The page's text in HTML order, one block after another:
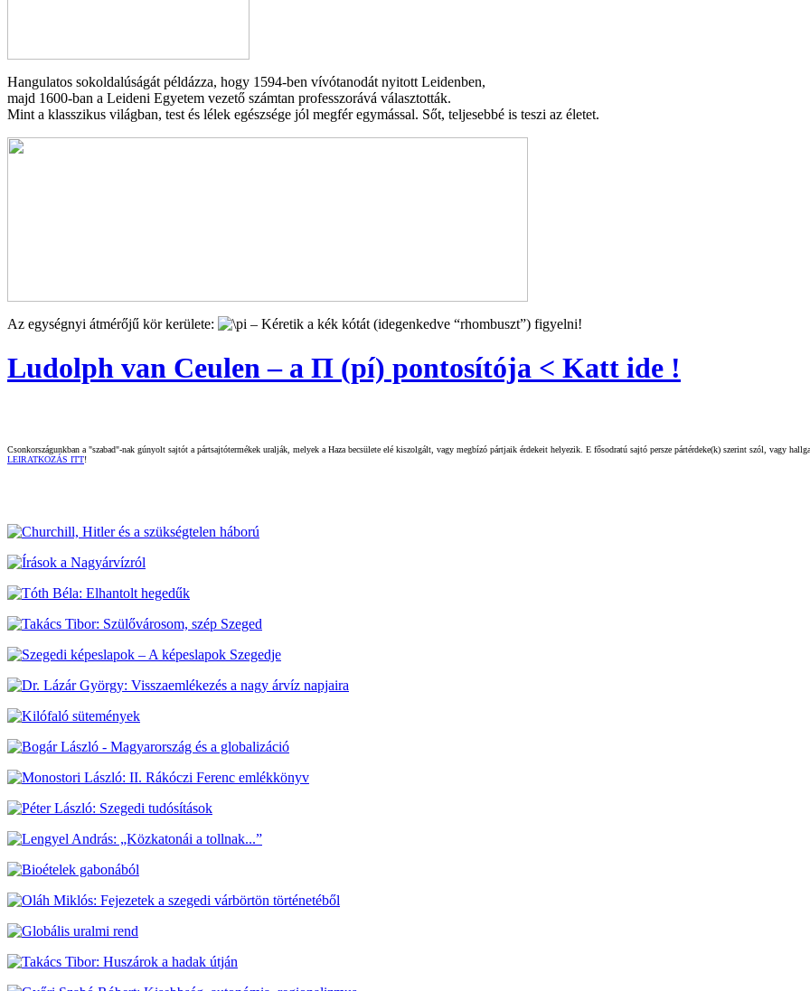
Hangulatos sokoldalúságát példázza, hogy 1594-ben vívótanodát nyitott Leidenben,
majd 1600-ban a Leideni Egyetem vezető számtan professzorává választották.
Mint a klasszikus világban, test és lélek egészsége jól megfér egymással. Sőt, teljesebbé is teszi az életet.
Az egységnyi átmérőjű kör kerülete: – Kéretik a kék kótát (idegenkedve “rhombuszt”) figyelni!
Ludolph van Ceulen – a Π (pí) pontosítója < Katt ide !
Csonkországunkban a "szabad"-nak gúnyolt sajtót a pártsajtótermékek uralják, melyek a Haza becsülete elé kiszolgált, vagy megbízó pártjaik érdekeit helyezik. E fősodratú sajtó persze pártérdeke(k) szerint szól, vagy
LEIRATKOZÁS ITT!